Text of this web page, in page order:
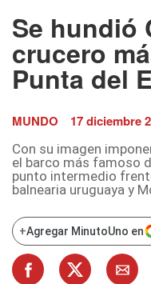
Se hundió
crucero
Punta del
MUNDO 17 diciembre
Con su imagen
el barco más famoso
punto intermedio
balnearia uruguaya y
+Agregar MinutoUno en